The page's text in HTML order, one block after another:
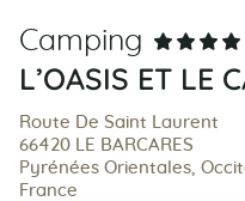
Camping
L’OASIS ET LE
Route De Saint Laurent
66420 LE BARCARES
Pyrénées Orientales,
France